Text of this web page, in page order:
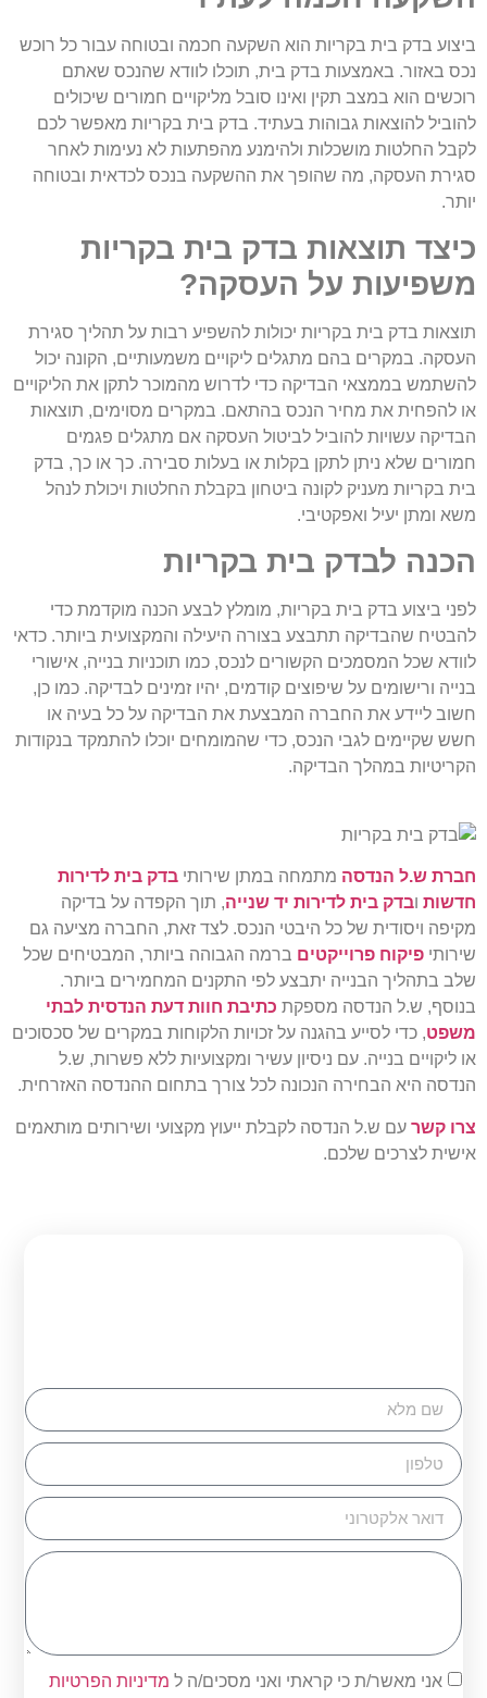
ביצוע בדק בית בקריות הוא השקעה חכמה ובטוחה עבור כל רוכש
נכס באזור. באמצעות בדק בית, תוכלו לוודא שהנכס שאתם
רוכשים הוא במצב תקין ואינו סובל מליקויים חמורים שיכולים
להוביל להוצאות גבוהות בעתיד. בדק בית בקריות מאפשר לכם
לקבל החלטות מושכלות ולהימנע מהפתעות לא נעימות לאחר
סגירת העסקה, מה שהופך את ההשקעה בנכס לכדאית ובטוחה
יותר.
כיצד תוצאות בדק בית בקריות
משפיעות על העסקה?
תוצאות בדק בית בקריות יכולות להשפיע רבות על תהליך סגירת
העסקה. במקרים בהם מתגלים ליקויים משמעותיים, הקונה יכול
להשתמש בממצאי הבדיקה כדי לדרוש מהמוכר לתקן את הליקויים
או להפחית את מחיר הנכס בהתאם. במקרים מסוימים, תוצאות
הבדיקה עשויות להוביל לביטול העסקה אם מתגלים פגמים
חמורים שלא ניתן לתקן בקלות או בעלות סבירה. כך או כך, בדק
בית בקריות מעניק לקונה ביטחון בקבלת החלטות ויכולת לנהל
משא ומתן יעיל ואפקטיבי.
הכנה לבדק בית בקריות
לפני ביצוע בדק בית בקריות, מומלץ לבצע הכנה מוקדמת כדי
להבטיח שהבדיקה תתבצע בצורה היעילה והמקצועית ביותר. כדאי
לוודא שכל המסמכים הקשורים לנכס, כמו תוכניות בנייה, אישורי
בנייה ורישומים על שיפוצים קודמים, יהיו זמינים לבדיקה. כמו כן,
חשוב ליידע את החברה המבצעת את הבדיקה על כל בעיה או
חשש שקיימים לגבי הנכס, כדי שהמומחים יוכלו להתמקד בנקודות
הקריטיות במהלך הבדיקה.
חברת ש.ל הנדסה מתמחה במתן שירותי בדק בית לדירות
חדשות ובדק בית לדירות יד שנייה, תוך הקפדה על בדיקה
מקיפה ויסודית של כל היבטי הנכס. לצד זאת, החברה מציעה גם
שירותי פיקוח פרוייקטים ברמה הגבוהה ביותר, המבטיחים שכל
שלב בתהליך הבנייה יתבצע לפי התקנים המחמירים ביותר.
בנוסף, ש.ל הנדסה מספקת כתיבת חוות דעת הנדסית לבתי
משפט, כדי לסייע בהגנה על זכויות הלקוחות במקרים של סכסוכים
או ליקויים בנייה. עם ניסיון עשיר ומקצועיות ללא פשרות, ש.ל
הנדסה היא הבחירה הנכונה לכל צורך בתחום ההנדסה האזרחית.
צרו קשר עם ש.ל הנדסה לקבלת ייעוץ מקצועי ושירותים מותאמים
אישית לצרכים שלכם.
אני מאשר/ת כי קראתי ואני מסכים/ה ל מדיניות הפרטיות